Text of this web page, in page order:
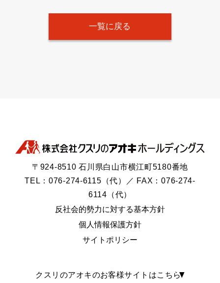
一覧に戻る
〒924-8510 石川県白山市横江町5180番地
TEL：076-274-6115（代）／ FAX：076-274-
6114（代）
反社会的勢力に対する基本方針
個人情報保護方針
サイトポリシー
クスリのアオキのお客様サイトはこちら